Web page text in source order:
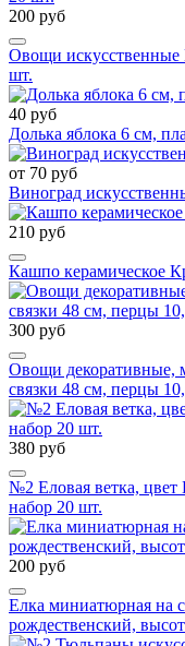
200 руб
Овощи
шт.
40 руб
Долька яблока 6 см,
от 70 руб
Виноград
210 руб
Кашпо керамическое
300 руб
Овощи декоративные,
связки 48 см, перцы
380 руб
№2 Еловая ветка,
набор 20 шт.
200 руб
Елка миниатюрная на
рождественский,